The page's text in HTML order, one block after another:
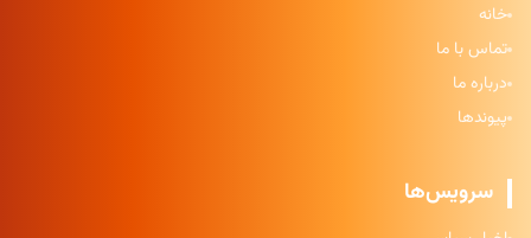
خانه
تماس با ما
درباره ما
پیوندها
سرویس‌ها